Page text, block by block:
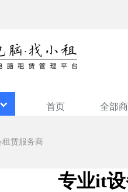
首页 全部
赁服务商
专业it